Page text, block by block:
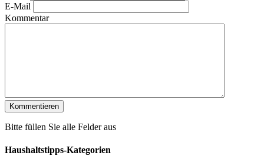
E-Mail
Kommentar
Bitte füllen Sie alle Felder aus
Haushaltstipps-Kategorien